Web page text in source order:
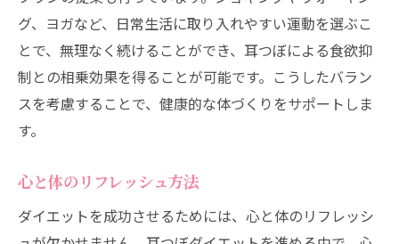
グ、ヨガなど、日常生活に取り入れやすい運動を選ぶこ
とで、無理なく続けることができ、耳つぼによる食欲抑
制との相乗効果を得ることが可能です。こうしたバラン
スを考慮することで、健康的な体づくりをサポートしま
す。
心と体のリフレッシュ方法
ダイエットを成功させるためには、心と体のリフレッシ